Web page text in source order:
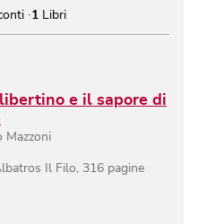
1 Libri
e il sapore di
Mazzoni
Il Filo 316 pagine